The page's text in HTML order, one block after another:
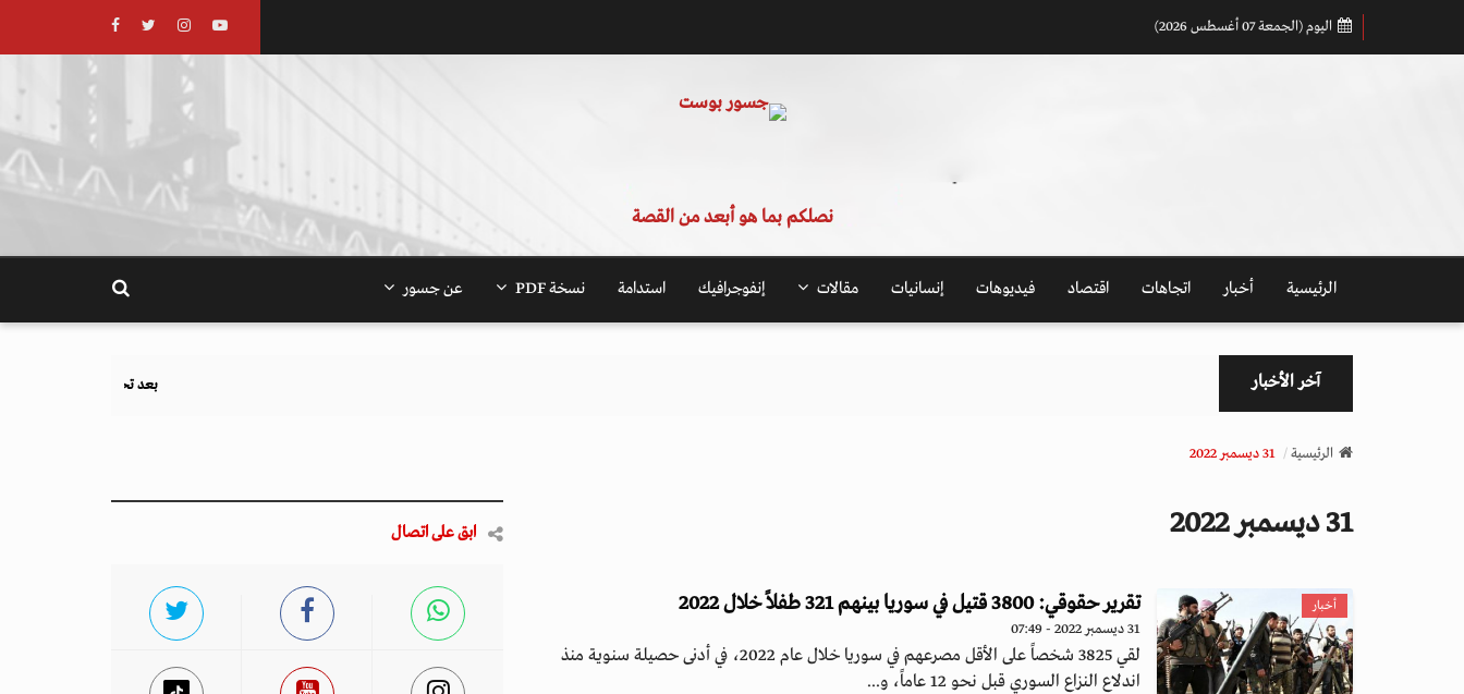
اليوم (الجمعة 07 أغسطس 2026)
نصلكم بما هو أبعد من القصة
الرئيسية أخبار اتجاهات اقتصاد فيديوهات إنسانيات مقالات إنفوجرافيك استدامة نسخة PDF عن جسور
آخر الأخبار بعد تحذيرات أوروبية.. كيف يهدد نظام الغذاء
الرئيسية 31 ديسمبر 2022
31 ديسمبر 2022
أخبار تقرير حقوقي: 3800 قتيل في سوريا بينهم 321 طفلاً خلال 2022
31 ديسمبر 2022 - 07:49
لقي 3825 شخصاً على الأقل مصرعهم في سوريا خلال عام 2022، في أدنى حصيلة سنوية منذ
اندلاع النزاع السوري قبل نحو 12 عاماً، و...
ابق على اتصال